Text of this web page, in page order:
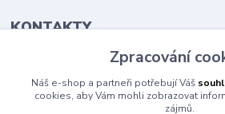
KONTAKTY
Tomáš Vlček
+420 702 090 443
volejte od 9,00 - 20,00 hod
Zpracování
Náš e-shop a partneři potřebují Váš
cookies, aby Vám mohli zobrazovat
zájmů.